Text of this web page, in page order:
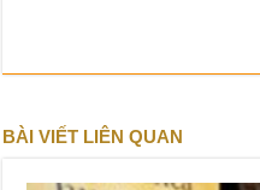
BÀI VIẾT LIÊN QUAN